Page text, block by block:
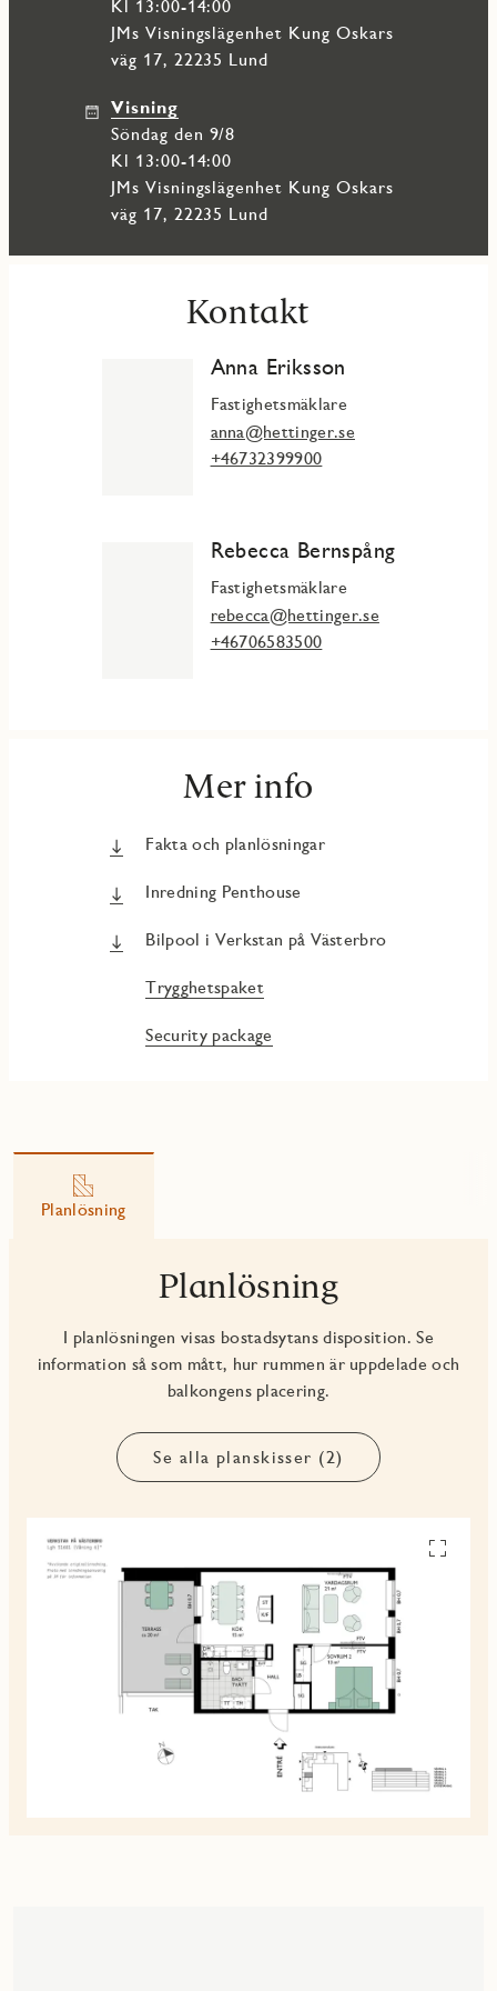
Kl 13:00-14:00
JMs Visningslägenhet Kung Oskars
väg 17, 22235 Lund
Visning
söndag den 9/8
Kl 13:00-14:00
JMs Visningslägenhet Kung Oskars
väg 17, 22235 Lund
Kontakt
Anna Eriksson
Fastighetsmäklare
anna@hettinger.se
+46732399900
Rebecca Bernspång
Fastighetsmäklare
rebecca@hettinger.se
+46706583500
Mer info
Fakta och planlösningar
Inredning Penthouse
Bilpool i Verkstan på Västerbro
Trygghetspaket
Security package
Planlösning
Planlösning
I planlösningen visas bostadsytans disposition. Se
information så som mått, hur rummen är uppdelade och
balkongens placering.
Se alla planskisser (2)
Se